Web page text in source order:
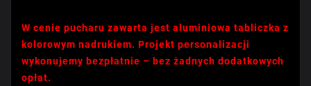
W cenie pucharu zawarta jest aluminiowa tabliczka z
kolorowym nadrukiem. Projekt personalizacji
wykonujemy bezpłatnie – bez żadnych dodatkowych
opłat.